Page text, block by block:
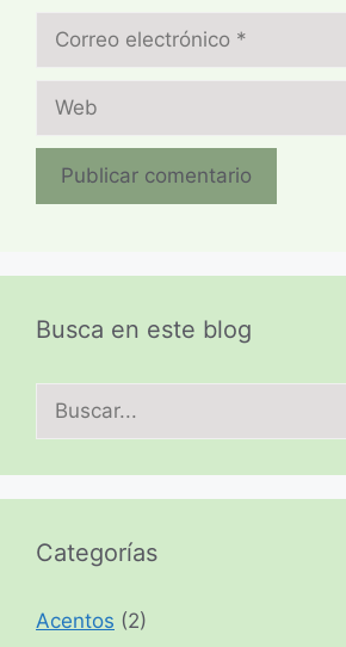
Correo
Web
Busca en este blog
Buscar:
Categorías
Acentos (2)